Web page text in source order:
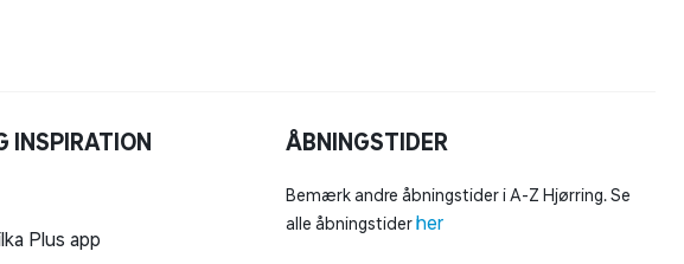
INSPIRATION
Plus app
ÅBNINGSTIDER
Bemærk andre åbningstider i A-Z Hjørring. Se
alle åbningstiderher